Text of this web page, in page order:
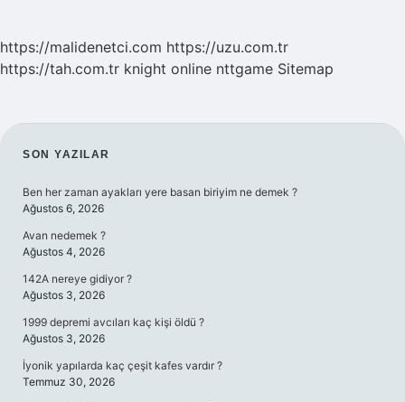
https://malidenetci.com https://uzu.com.tr
https://tah.com.tr knight online nttgame Sitemap
SIDEBAR
SON YAZILAR
Ben her zaman ayakları yere basan biriyim ne demek ?
Ağustos 6, 2026
Avan nedemek ?
Ağustos 4, 2026
142A nereye gidiyor ?
Ağustos 3, 2026
1999 depremi avcıları kaç kişi öldü ?
Ağustos 3, 2026
İyonik yapılarda kaç çeşit kafes vardır ?
Temmuz 30, 2026